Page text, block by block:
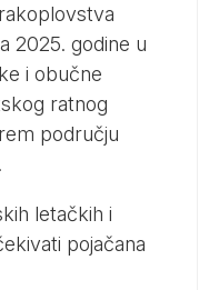
2025. godine u
i obučne
ratnog
području
letačkih i
pojačana